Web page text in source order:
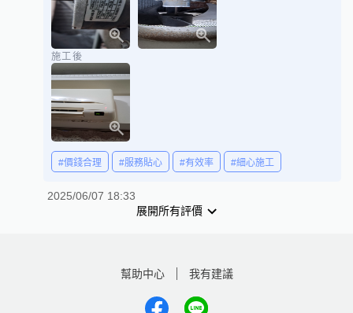
施工後
#價錢合理 #服務貼心 #有效率 #細心施工
2025/06/07 18:33
展開所有評價
幫助中心 我有建議